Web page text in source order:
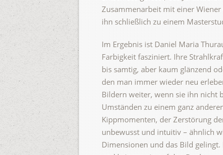
Zusammenarbeit mit einer
ihn schließlich zu einem
Im Ergebnis ist Daniel Maria
Farbigkeit fasziniert. Ihre
bis samtig, aber kaum glänzend
den man immer wieder neu
Bildern weiter, wenn sie ihn nicht
Umständen zu einem ganz
Kippmomenten, der Zerstörung
unbewusst und intuitiv – ähnlich
Dimensionen und das Bild